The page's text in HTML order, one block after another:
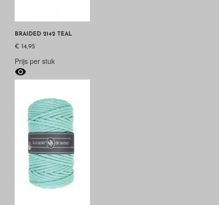
BRAIDED 2142 TEAL
€ 14,95
Prijs per stuk
